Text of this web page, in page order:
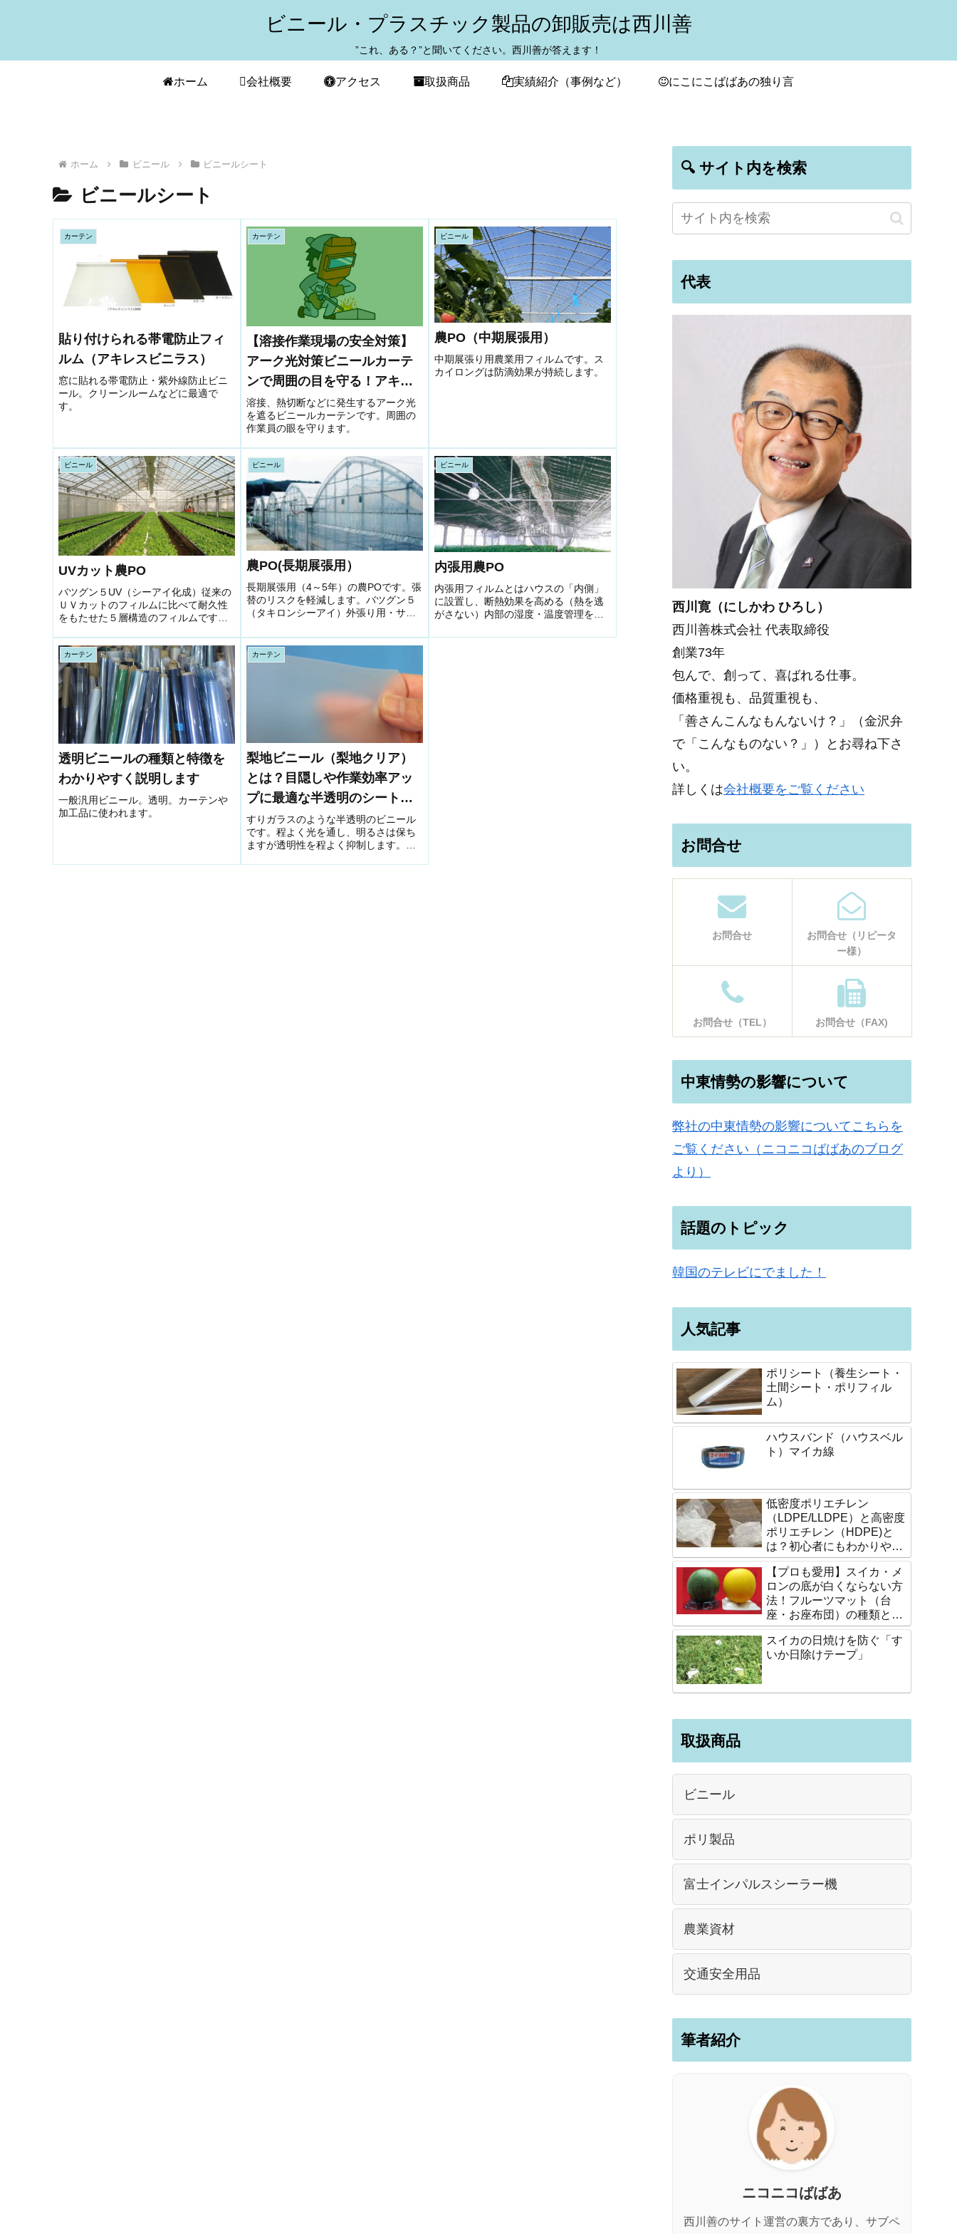
ビニール・プラスチック製品の卸販売は西川善
”これ、ある？”と聞いてください。西川善が答えます！
ホーム 会社概要 アクセス 取扱商品 実績紹介（事例など） にこにこばばあの独り言
ホーム ビニール ビニールシート
ビニールシート
カーテン
貼り付けられる帯電防止フィ
ルム（アキレスビニラス）
窓に貼れる帯電防止・紫外線防止ビニ
ール。クリーンルームなどに最適で
す。
カーテン
【溶接作業現場の安全対策】
アーク光対策ビニールカーテ
ンで周囲の目を守る！アキレ
スウエルディング
溶接、熱切断などに発生するアーク光
を遮るビニールカーテンです。周囲の
作業員の眼を守ります。
ビニール
農PO（中期展張用）
中期展張り用農業用フィルムです。ス
カイロングは防滴効果が持続します。
ビニール
UVカット農PO
バツグン５UV（シーアイ化成）従来の
ＵＶカットのフィルムに比べて耐久性
をもたせた５層構造のフィルムです。
作業の省力化にもつながります。近紫
外線をカットすることにより、スリッ
プスやアブラムシ、オンシツコナジ
ラ...
ビニール
農PO(長期展張用）
長期展張用（4～5年）の農POです。張
替のリスクを軽減します。バツグン５
（タキロンシーアイ）外張り用・サイ
硫黄性耐イオウ成分付与により、硫黄
による劣化を防ぎますアシスタントの
オーさんなぜ耐イオウ性が必要です...
ビニール
内張用農PO
内張用フィルムとはハウスの「内側」
に設置し、断熱効果を高める（熱を逃
がさない）内部の湿度・温度管理を補
効🔹 特徴：軽量・薄手（例：0.02〜
カーテン
透明ビニールの種類と特徴を
わかりやすく説明します
一般汎用ビニール。透明。カーテンや
加工品に使われます。
カーテン
梨地ビニール（梨地クリア）
とは？目隠しや作業効率アッ
プに最適な半透明のシートの
特徴と活用法
すりガラスのような半透明のビニール
です。程よく光を通し、明るさは保ち
ますが透明性を程よく抑制します。ス
🔍 サイト内を検索
代表
西川寛（にしかわ ひろし）
西川善株式会社 代表取締役
創業73年
包んで、創って、喜ばれる仕事。
価格重視も、品質重視も、
「善さんこんなもんないけ？」（金沢弁
で「こんなものない？」）とお尋ね下さ
い。
詳しくは会社概要をご覧ください
お問合せ
お問合せ
お問合せ（リピータ
ー様）
お問合せ（TEL） お問合せ（FAX)
中東情勢の影響について
弊社の中東情勢の影響についてこちらを
ご覧ください（ニコニコばばあのブログ
より）
話題のトピック
韓国のテレビにでました！
人気記事
ポリシート（養生シート・
土間シート・ポリフィル
ム）
ハウスバンド（ハウスベル
ト）マイカ線
低密度ポリエチレン
（LDPE/LLDPE）と高密度
ポリエチレン（HDPE)と
は？初心者にもわかりやす
く説明します。
【プロも愛用】スイカ・メ
ロンの底が白くならない方
法！フルーツマット（台
座・お座布団）の種類と選
び方
スイカの日焼けを防ぐ「す
いか日除けテープ」
取扱商品
ビニール
ポリ製品
富士インパルスシーラー機
農業資材
交通安全用品
筆者紹介
ニコニコばばあ
西川善のサイト運営の裏方であり、サブペ